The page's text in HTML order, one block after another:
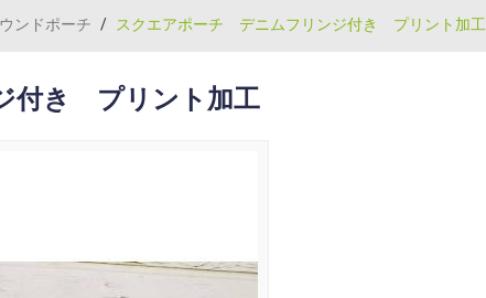
ンドポーチ / スクエアポーチ デニムフリンジ付き プリント加工
付き プリント加工